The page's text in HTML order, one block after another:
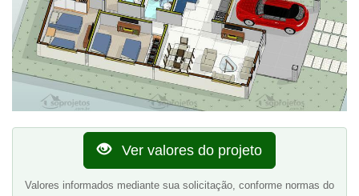
Ver valores do projeto
Valores informados mediante sua solicitação, conforme normas do